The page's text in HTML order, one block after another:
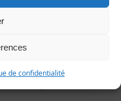
de confidentialité